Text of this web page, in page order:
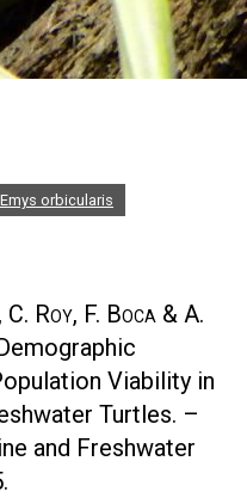
orbicularis
Roy, F. Boca & A.
Viability in
Turtles. –
and Freshwater